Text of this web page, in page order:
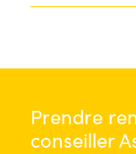
Prendre
conseiller